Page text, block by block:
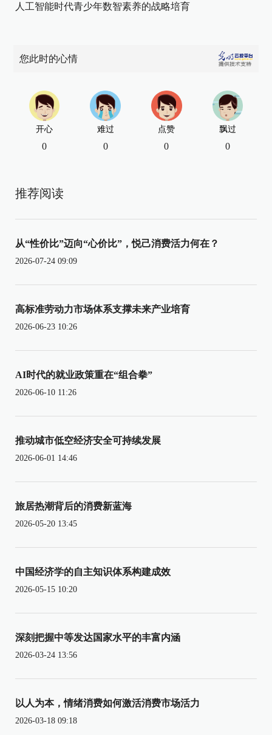
人工智能时代青少年数智素养的战略培育
您此时的心情
开心
0
难过
0
点赞
0
飘过
0
推荐阅读
从“性价比”迈向“心价比”，悦己消费活力何在？
2026-07-24 09:09
高标准劳动力市场体系支撑未来产业培育
2026-06-23 10:26
AI时代的就业政策重在“组合拳”
2026-06-10 11:26
推动城市低空经济安全可持续发展
2026-06-01 14:46
旅居热潮背后的消费新蓝海
2026-05-20 13:45
中国经济学的自主知识体系构建成效
2026-05-15 10:20
深刻把握中等发达国家水平的丰富内涵
2026-03-24 13:56
以人为本，情绪消费如何激活消费市场活力
2026-03-18 09:18